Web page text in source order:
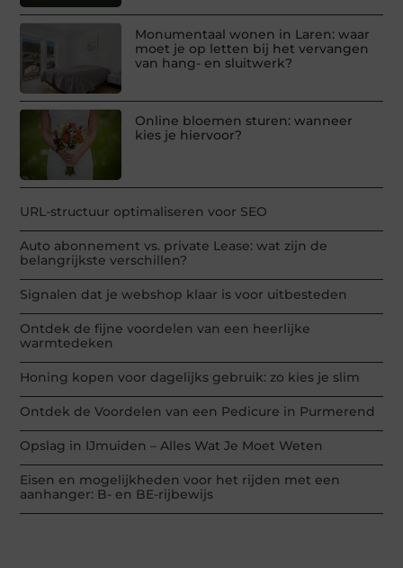
Monumentaal wonen in Laren: waar
moet je op letten bij het vervangen
van hang- en sluitwerk?
Online bloemen sturen: wanneer
kies je hiervoor?
URL-structuur optimaliseren voor SEO
Auto abonnement vs. private Lease: wat zijn de
belangrijkste verschillen?
Signalen dat je webshop klaar is voor uitbesteden
Ontdek de fijne voordelen van een heerlijke
warmtedeken
Honing kopen voor dagelijks gebruik: zo kies je slim
Ontdek de Voordelen van een Pedicure in Purmerend
Opslag in IJmuiden – Alles Wat Je Moet Weten
Eisen en mogelijkheden voor het rijden met een
aanhanger: B- en BE-rijbewijs